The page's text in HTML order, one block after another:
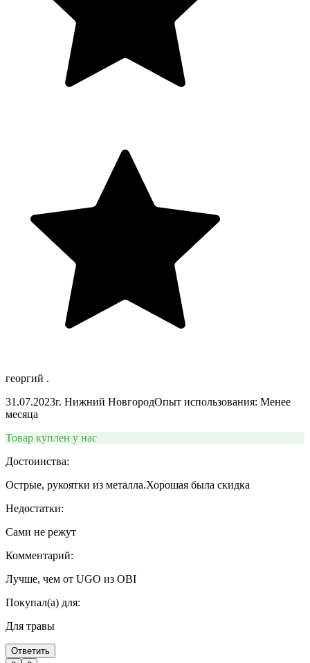
георгий .
31.07.2023г. Нижний НовгородОпыт использования: Менее
месяца
Товар куплен у нас
Достоинства:
Острые, рукоятки из металла.Хорошая была скидка
Недостатки:
Сами не режут
Комментарий:
Лучше, чем от UGO из OBI
Покупал(а) для:
Для травы
Ответить